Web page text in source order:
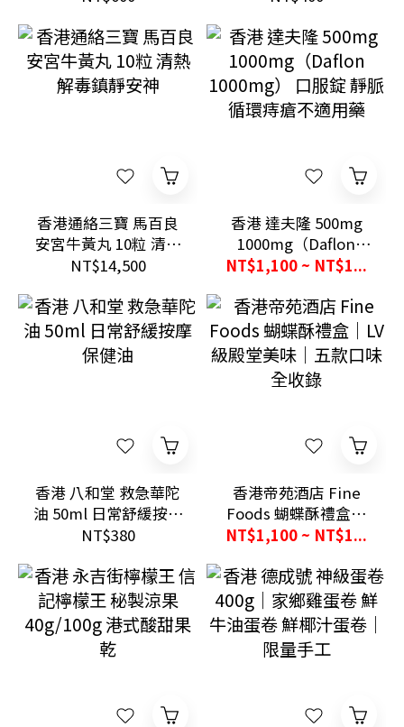
香港通絡三寶 馬百良
安宮牛黃丸 10粒 清熱
解毒鎮靜安神
NT$14,500
香港 達夫隆 500mg
1000mg（Daflon
1000mg） 口服錠 靜
NT$1,100 ~ NT$1...
香港 八和堂 救急華陀
油 50ml 日常舒緩按摩
保健油
NT$380
香港帝苑酒店 Fine
Foods 蝴蝶酥禮盒｜
LV 級殿堂美味｜五款
NT$1,100 ~ NT$1...